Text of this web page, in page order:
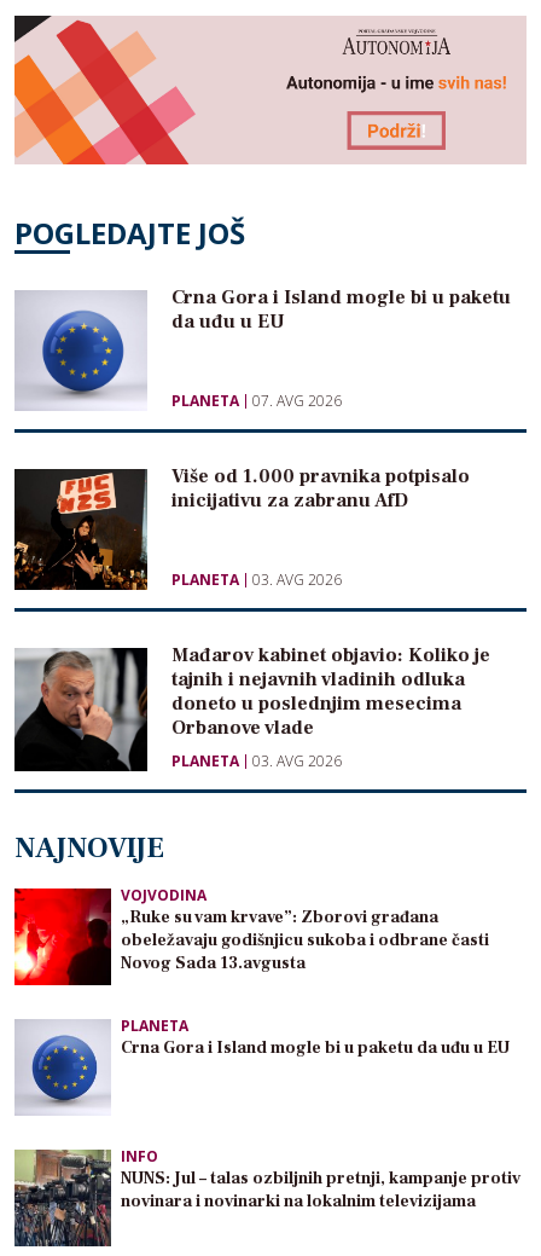
POGLEDAJTE JOŠ
Crna Gora i Island mogle bi u paketu
da uđu u EU
PLANETA 07. AVG 2026
Više od 1.000 pravnika potpisalo
inicijativu za zabranu AfD
PLANETA 03. AVG 2026
Mađarov kabinet objavio: Koliko je
tajnih i nejavnih vladinih odluka
doneto u poslednjim mesecima
Orbanove vlade
PLANETA 03. AVG 2026
NAJNOVIJE
VOJVODINA
„Ruke su vam krvave”: Zborovi građana
obeležavaju godišnjicu sukoba i odbrane časti
Novog Sada 13.avgusta
PLANETA
Crna Gora i Island mogle bi u paketu da uđu u EU
INFO
NUNS: Jul – talas ozbiljnih pretnji, kampanje protiv
novinara i novinarki na lokalnim televizijama